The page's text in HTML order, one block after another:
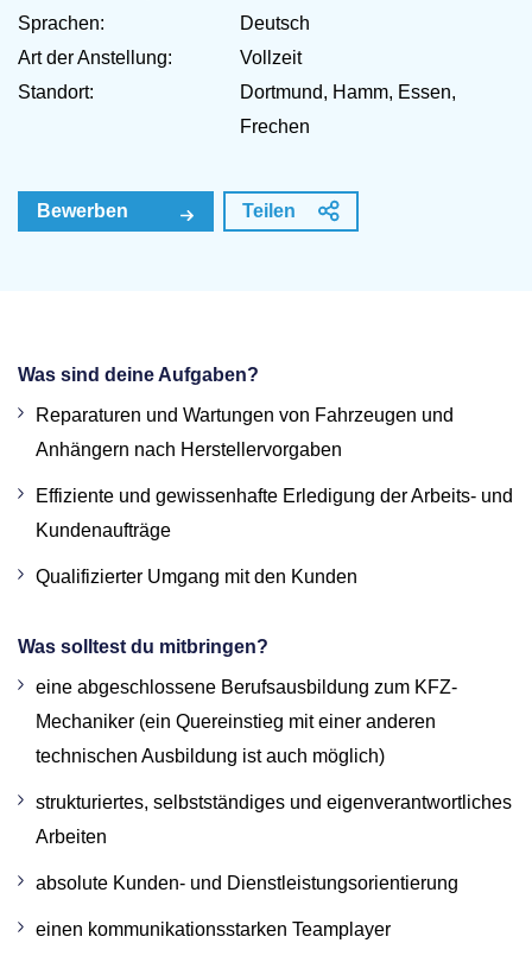
Sprachen:
Deutsch
Art der Anstellung:
Vollzeit
Standort:
Dortmund, Hamm, Essen,
Frechen
Bewerben Teilen
Was sind deine Aufgaben?
Reparaturen und Wartungen von Fahrzeugen und
Anhängern nach Herstellervorgaben
Effiziente und gewissenhafte Erledigung der Arbeits- und
Kundenaufträge
Qualifizierter Umgang mit den Kunden
Was solltest du mitbringen?
eine abgeschlossene Berufsausbildung zum KFZ-
Mechaniker (ein Quereinstieg mit einer anderen
technischen Ausbildung ist auch möglich)
strukturiertes, selbstständiges und eigenverantwortliches
Arbeiten
absolute Kunden- und Dienstleistungsorientierung
einen kommunikationsstarken Teamplayer